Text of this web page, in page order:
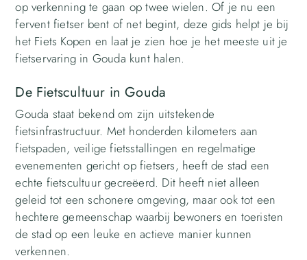
op verkenning te gaan op twee wielen. Of je nu een
fervent fietser bent of net begint, deze gids helpt je bij
het Fiets Kopen en laat je zien hoe je het meeste uit je
fietservaring in Gouda kunt halen.
De Fietscultuur in Gouda
Gouda staat bekend om zijn uitstekende
fietsinfrastructuur. Met honderden kilometers aan
fietspaden, veilige fietsstallingen en regelmatige
evenementen gericht op fietsers, heeft de stad een
echte fietscultuur gecreëerd. Dit heeft niet alleen
geleid tot een schonere omgeving, maar ook tot een
hechtere gemeenschap waarbij bewoners en toeristen
de stad op een leuke en actieve manier kunnen
verkennen.